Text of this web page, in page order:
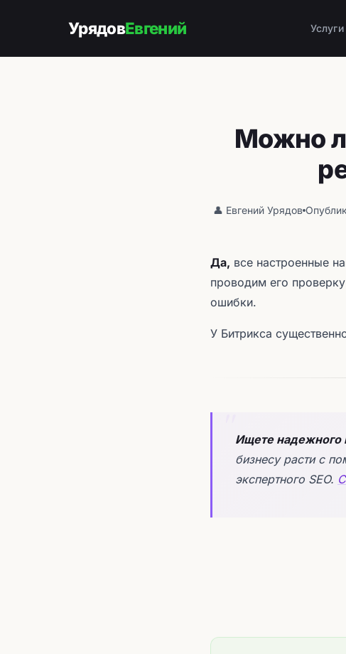
УрядовЕвгений Услуги
Можно
👤 Евгений Урядов
Да, все настроенные
проводим его
ошибки.
У Битрикса
Ищете надежного
бизнесу расти с
экспертного SEO.